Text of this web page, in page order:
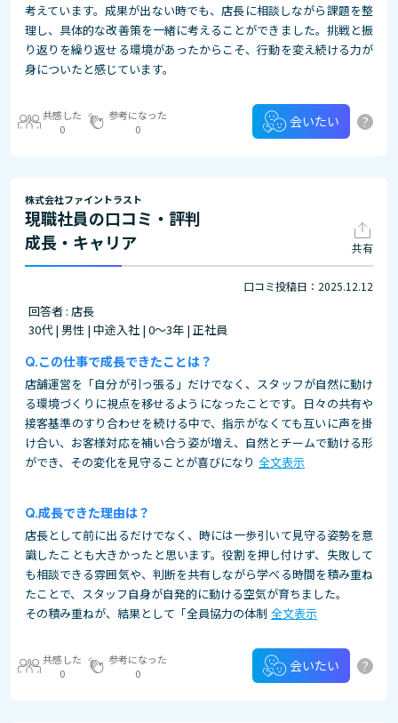
考えています。成果が出ない時でも、店長に相談しながら課題を整
理し、具体的な改善策を一緒に考えることができました。挑戦と振
り返りを繰り返せる環境があったからこそ、行動を変え続ける力が
身についたと感じています。
共感した
0
参考になった
0
会いたい ?
株式会社ファイントラスト
現職社員の口コミ・評判
成長・キャリア
共有
口コミ投稿日：2025.12.12
回答者 : 店長
30代 | 男性 | 中途入社 | 0～3年 | 正社員
この仕事で成長できたことは？
店舗運営を「自分が引っ張る」だけでなく、スタッフが自然に動け
る環境づくりに視点を移せるようになったことです。日々の共有や
接客基準のすり合わせを続ける中で、指示がなくても互いに声を掛
け合い、お客様対応を補い合う姿が増え、自然とチームで動ける形
ができ、その変化を見守ることが喜びになり 全文表示
成長できた理由は？
店長として前に出るだけでなく、時には一歩引いて見守る姿勢を意
識したことも大きかったと思います。役割を押し付けず、失敗して
も相談できる雰囲気や、判断を共有しながら学べる時間を積み重ね
たことで、スタッフ自身が自発的に動ける空気が育ちました。
その積み重ねが、結果として「全員協力の体制 全文表示
共感した
0
参考になった
0
会いたい ?